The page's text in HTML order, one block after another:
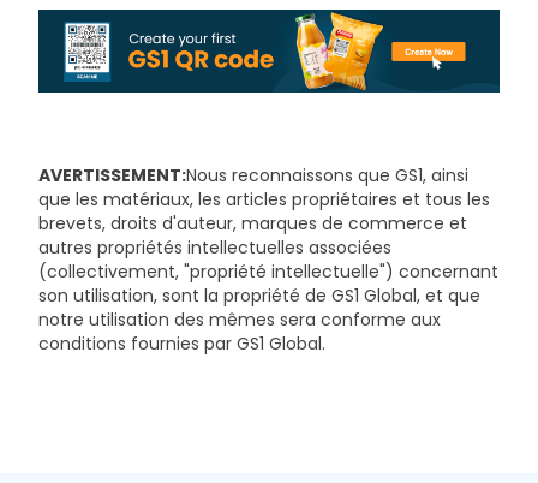
AVERTISSEMENT:Nous reconnaissons que GS1, ainsi
que les matériaux, les articles propriétaires et tous les
brevets, droits d'auteur, marques de commerce et
autres propriétés intellectuelles associées
(collectivement, "propriété intellectuelle") concernant
son utilisation, sont la propriété de GS1 Global, et que
notre utilisation des mêmes sera conforme aux
conditions fournies par GS1 Global.